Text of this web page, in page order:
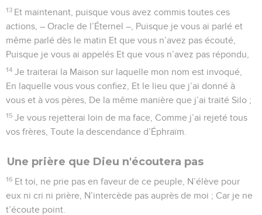
13 Et maintenant, puisque vous avez commis toutes ces
actions, – Oracle de l’Éternel –, Puisque je vous ai parlé et
même parlé dès le matin Et que vous n’avez pas écouté,
Puisque je vous ai appelés Et que vous n’avez pas répondu,
14 Je traiterai la Maison sur laquelle mon nom est invoqué,
En laquelle vous vous confiez, Et le lieu que j’ai donné à
vous et à vos pères, De la même manière que j’ai traité Silo ;
15 Je vous rejetterai loin de ma face, Comme j’ai rejeté tous
vos frères, Toute la descendance d’Éphraïm.
Une prière que Dieu n'écoutera pas
16 Et toi, ne prie pas en faveur de ce peuple, N’élève pour
eux ni cri ni prière, N’intercède pas auprès de moi ; Car je ne
t’écoute point.